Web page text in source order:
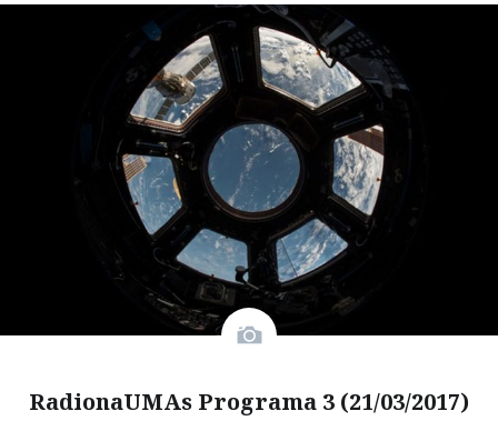
RadionaUMAs Programa 3 (21/03/2017)